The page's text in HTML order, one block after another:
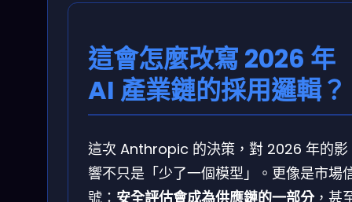
這會怎麼改寫 2026 年
AI 產業鏈的採用邏輯？
這次 Anthropic 的決策，對 2026 年的影
響不只是「少了一個模型」。更像是市場
號： 安全評估會成為供應鏈的一部分，甚